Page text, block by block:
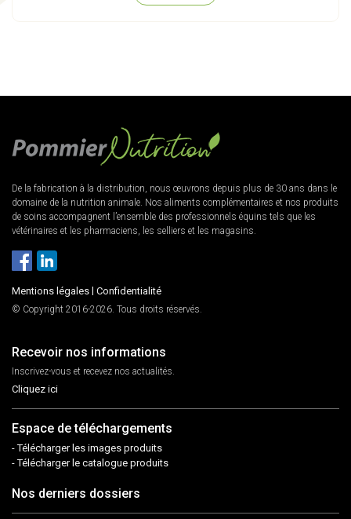
De la fabrication à la distribution, nous œuvrons depuis plus de 30 ans dans le
domaine de la nutrition animale. Nos aliments complémentaires et nos produits
de soins accompagnent l’ensemble des professionnels équins tels que les
vétérinaires et les pharmaciens, les selliers et les magasins.
Mentions légales Confidentialité
© Copyright 2016-2026. Tous droits réservés.
Recevoir nos informations
Inscrivez-vous et recevez nos actualités.
Cliquez ici
Espace de téléchargements
- Télécharger les images produits
- Télécharger le catalogue produits
Nos derniers dossiers